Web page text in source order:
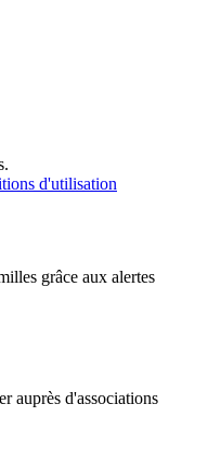
d'utilisation
grâce aux alertes
auprès d'associations